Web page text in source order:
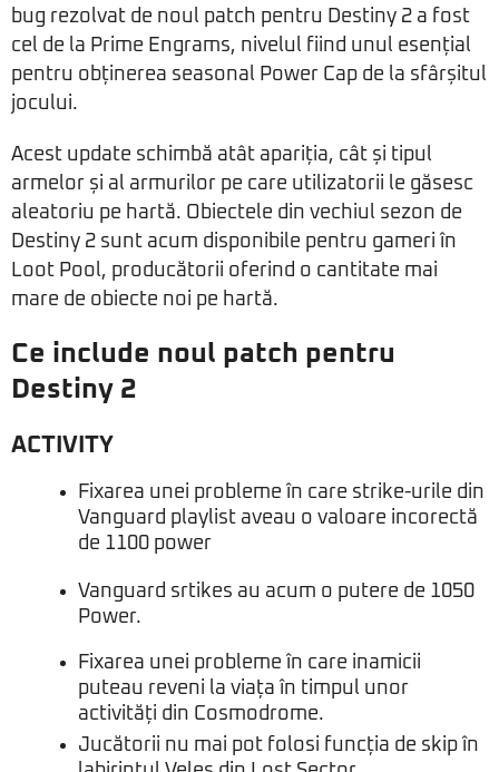
bug rezolvat de noul patch pentru Destiny 2 a fost
cel de la Prime Engrams, nivelul fiind unul esențial
pentru obținerea seasonal Power Cap de la sfârșitul
jocului.
Acest update schimbă atât apariția, cât și tipul
armelor și al armurilor pe care utilizatorii le găsesc
aleatoriu pe hartă. Obiectele din vechiul sezon de
Destiny 2 sunt acum disponibile pentru gameri în
Loot Pool, producătorii oferind o cantitate mai
mare de obiecte noi pe hartă.
Ce include noul patch pentru
Destiny 2
ACTIVITY
Fixarea unei probleme în care strike-urile din
Vanguard playlist aveau o valoare incorectă
de 1100 power
Vanguard srtikes au acum o putere de 1050
Power.
Fixarea unei probleme în care inamicii
puteau reveni la viața în timpul unor
activități din Cosmodrome.
Jucătorii nu mai pot folosi funcția de skip în